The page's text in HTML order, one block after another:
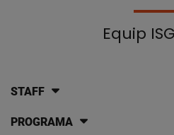
Equip
STAFF
PROGRAMA